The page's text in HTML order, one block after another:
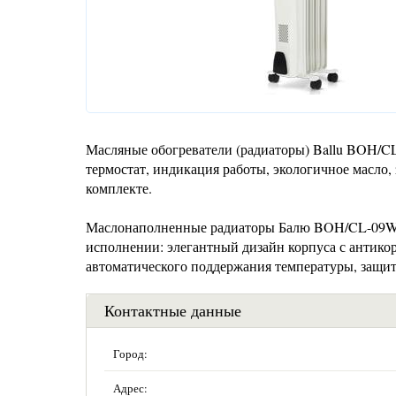
Масляные обогреватели (радиаторы) Ballu BOH/
термостат, индикация работы, экологичное
комплекте.
Маслонаполненные радиаторы Балю BOH/CL-
исполнении: элегантный дизайн корпуса с
автоматического поддержания температуры,
Контактные данные
Город:
Адрес: